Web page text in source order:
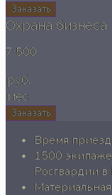
Заказать
Охрана бизнеса
7 500
руб.
мес
Заказать
Время
1500
Росгвардии в